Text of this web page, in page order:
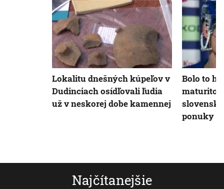
Najčítanejšie
Lokalitu dnešných kúpeľov v
Dudinciach osídľovali ľudia
už v neskorej dobe kamennej
Bolo to
ponuky